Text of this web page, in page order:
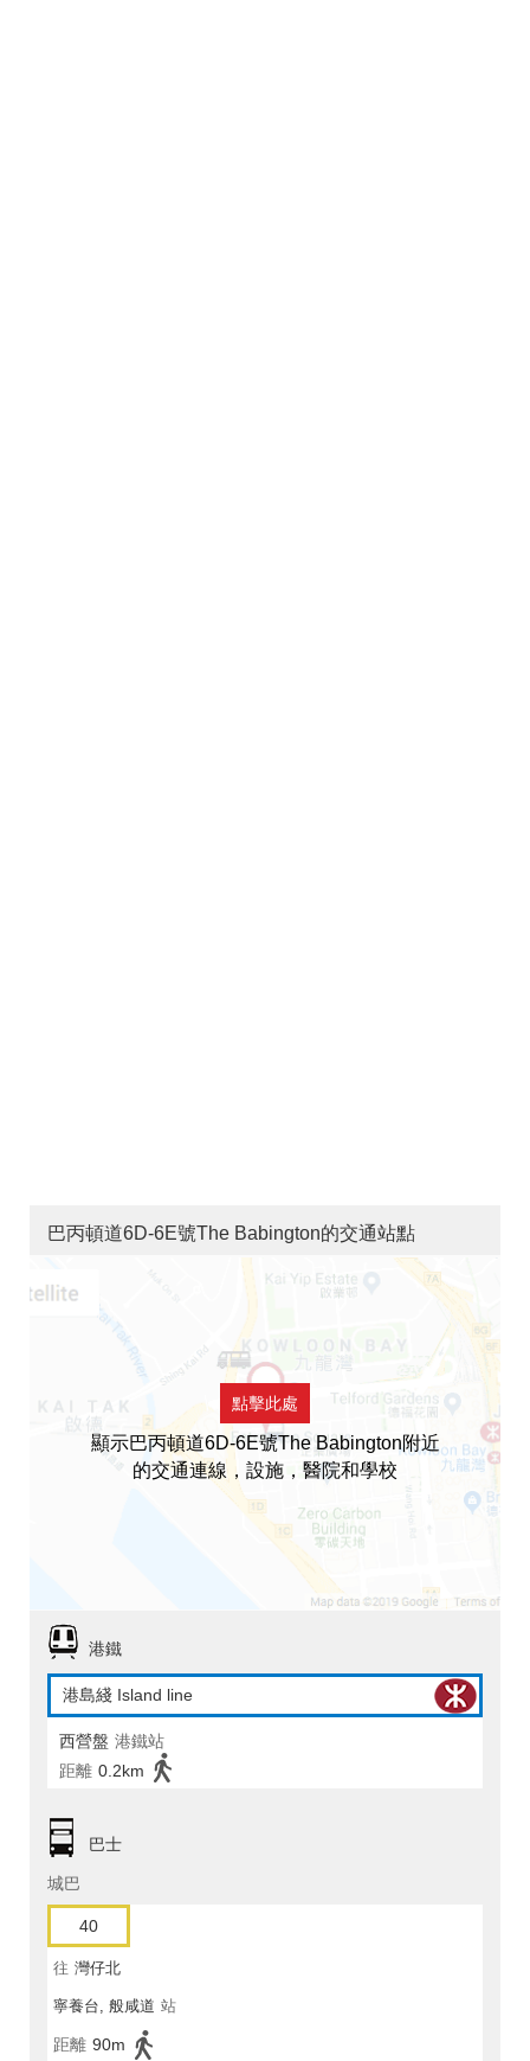
巴丙頓道6D-6E號The Babington的交通站點
點擊此處
顯示巴丙頓道6D-6E號The Babington附近
的交通連線，設施，醫院和學校
港鐵
港島綫 Island line
西營盤 港鐵站
距離 0.2km
巴士
城巴
40
往 灣仔北
寧養台, 般咸道 站
距離 90m